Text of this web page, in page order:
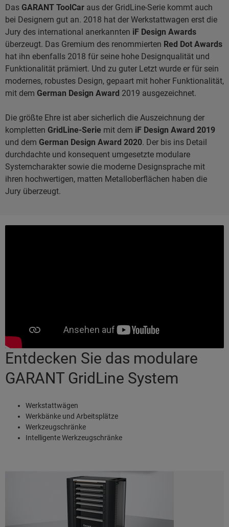
Das GARANT ToolCar aus der GridLine-Serie kommt auch
bei Designern gut an. 2018 hat der Werkstattwagen erst die
Jury des international anerkannten iF Design Awards
überzeugt. Das Gremium des renommierten Red Dot Awards
hat ihn ebenfalls 2018 für seine hohe Designqualität und
Funktionalität prämiert. Und zu guter Letzt wurde er für sein
modernes, robustes Design, gepaart mit hoher Funktionalität,
mit dem German Design Award 2019 ausgezeichnet.
Die größte Ehre ist aber sicherlich die Auszeichnung der
kompletten GridLine-Serie mit dem iF Design Award 2019
und dem German Design Award 2020. Der bis ins Detail
durchdachte und konsequent umgesetzte modulare
Systemcharakter sowie die moderne Designsprache mit
ihren hochwertigen, matten Metalloberflächen haben die
Jury überzeugt.
Entdecken Sie das modulare
GARANT GridLine System
Werkstattwägen
Werkbänke und Arbeitsplätze
Werkzeugschränke
Intelligente Werkzeugschränke